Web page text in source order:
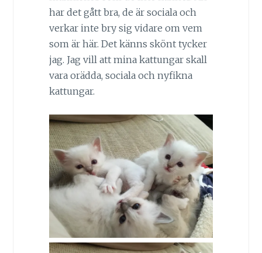
har det gått bra, de är sociala och
verkar inte bry sig vidare om vem
som är här. Det känns skönt tycker
jag. Jag vill att mina kattungar skall
vara orädda, sociala och nyfikna
kattungar.